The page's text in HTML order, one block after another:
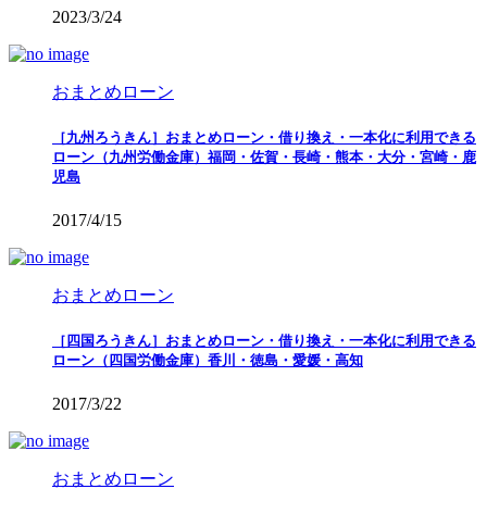
2023/3/24
おまとめローン
［九州ろうきん］おまとめローン・借り換え・一本化に利用できる
ローン（九州労働金庫）福岡・佐賀・長崎・熊本・大分・宮崎・鹿
児島
2017/4/15
おまとめローン
［四国ろうきん］おまとめローン・借り換え・一本化に利用できる
ローン（四国労働金庫）香川・徳島・愛媛・高知
2017/3/22
おまとめローン